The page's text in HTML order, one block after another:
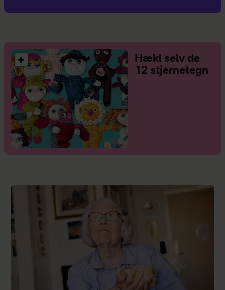
Hækl selv de
12 stjernetegn